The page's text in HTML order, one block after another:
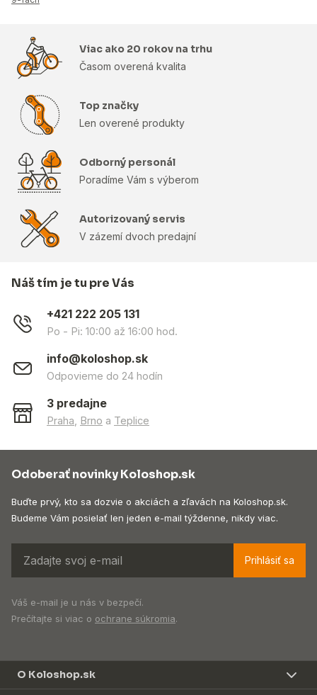
Viac ako 20 rokov na trhu
Časom overená kvalita
Top značky
Len overené produkty
Odborný personál
Poradíme Vám s výberom
Autorizovaný servis
V zázemí dvoch predajní
Náš tím je tu pre Vás
+421 222 205 131
Po - Pi: 10:00 až 16:00 hod.
info@koloshop.sk
Odpovieme do 24 hodín
3 predajne
Praha Brno a Teplice
Odoberať novinky Koloshop.sk
Buďte prvý, kto sa dozvie o akciách a zľavách na Koloshop.sk.
Budeme Vám posielať len jeden e-mail týždenne, nikdy viac.
Prihlásiť sa
Váš e-mail je u nás v bezpečí.
Prečítajte si viac o ochrane súkromia.
O Koloshop.sk